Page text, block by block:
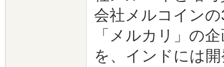
会社メルコイン
「メルカリ」の
を、インドには